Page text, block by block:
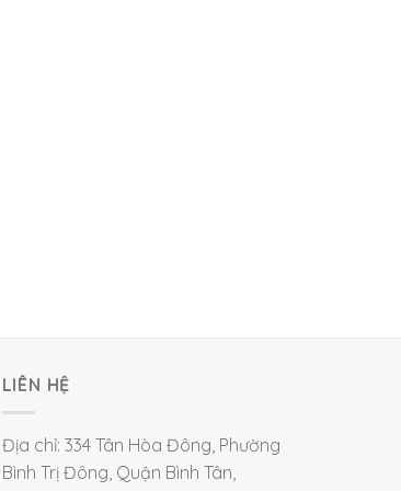
LIÊN HỆ
Địa chỉ: 334 Tân Hòa Đông, Phường
Bình Trị Đông, Quận Bình Tân,